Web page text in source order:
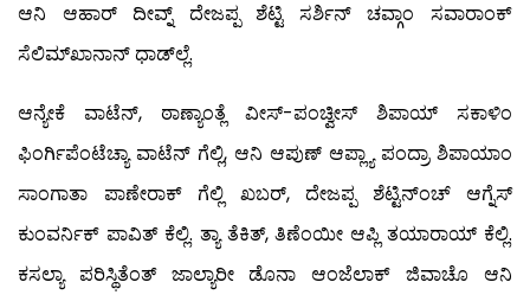
ಆನಿ ಆಹಾರ್ ದೀವ್ನ್ ದೇಜಪ್ಪ ಶೆಟ್ಟಿ ಸರ್ಶಿನ್ ಚವ್ಗಾಂ ಸವಾರಾಂಕ್
ಸೆಲಿಮ್‍ಖಾನಾನ್ ಧಾಡ್‍ಲ್ಲೆ.
ಆನ್ಯೇಕೆ ವಾಟೆನ್, ಠಾಣ್ಯಾಂತ್ಲೆ ವೀಸ್-ಪಂಚ್ವೀಸ್ ಶಿಪಾಯ್ ಸಕಾಳಿಂ
ಫಿಂರ್ಗಿಪೆಂಟೆಚ್ಯಾ ವಾಟೆನ್ ಗೆಲ್ಲಿ, ಆನಿ ಆಪುಣ್ ಆಪ್ಲ್ಯಾ ಪಂದ್ರಾ ಶಿಪಾಯಾಂ
ಸಾಂಗಾತಾ ಪಾಣೇರಾಕ್ ಗೆಲ್ಲಿ ಖಬರ್, ದೇಜಪ್ಪ ಶೆಟ್ಟಿನ್‍ಂಚ್ ಆಗ್ನೆಸ್
ಕುಂವರ್ನಿಕ್ ಪಾವಿತ್ ಕೆಲ್ಲಿ. ತ್ಯಾ ತೆಕಿತ್, ತಿಣೆಂಯೀ ಆಪ್ಲಿ ತಯಾರಾಯ್ ಕೆಲ್ಲಿ.
ಕಸಲ್ಯಾ ಪರಿಸ್ಥಿತೆಂತ್ ಜಾಲ್ಯಾರೀ ಡೊನಾ ಆಂಜೆಲಾಕ್ ಜಿವಾಚೊ ಆನಿ